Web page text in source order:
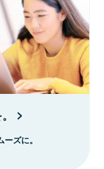
ズに。